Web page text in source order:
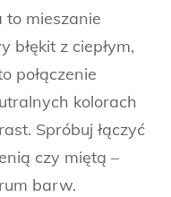
mieszanie
błękit z ciepłym,
połączenie
kolorach
Spróbuj łączyć
czy miętą –
barw.